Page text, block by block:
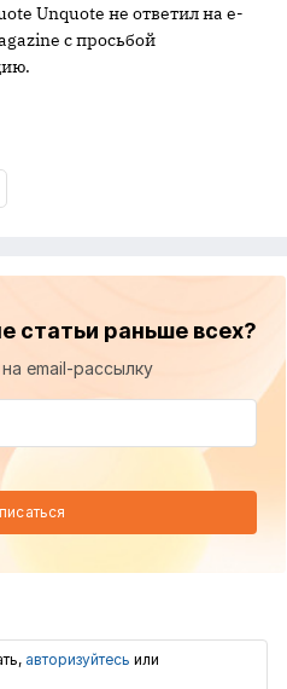
Unquote не ответил на e-
с просьбой
статьи раньше всех?
email-рассылку
авторизуйтесь или